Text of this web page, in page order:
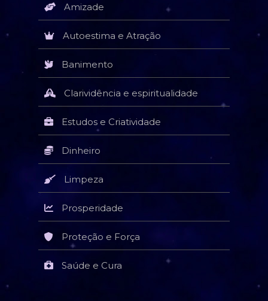
Amizade
Autoestima e Atração
Banimento
Clarividência e espiritualidade
Estudos e Criatividade
Dinheiro
Limpeza
Prosperidade
Proteção e Força
Saúde e Cura